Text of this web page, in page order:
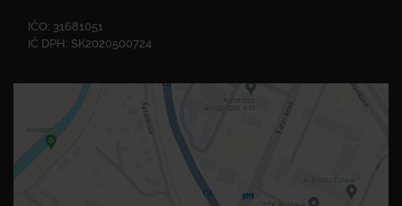
IČO: 31681051
IČ DPH: SK2020500724